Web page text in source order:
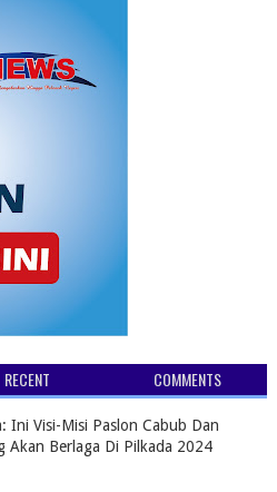
RECENT COMMENTS
Ini Visi-Misi Paslon Cabub Dan
Akan Berlaga Di Pilkada 2024